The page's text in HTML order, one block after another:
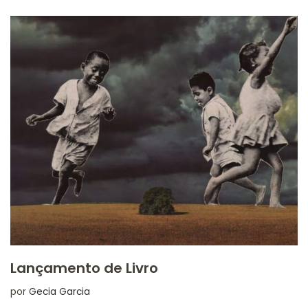
Lançamento de Livro
por Gecia Garcia